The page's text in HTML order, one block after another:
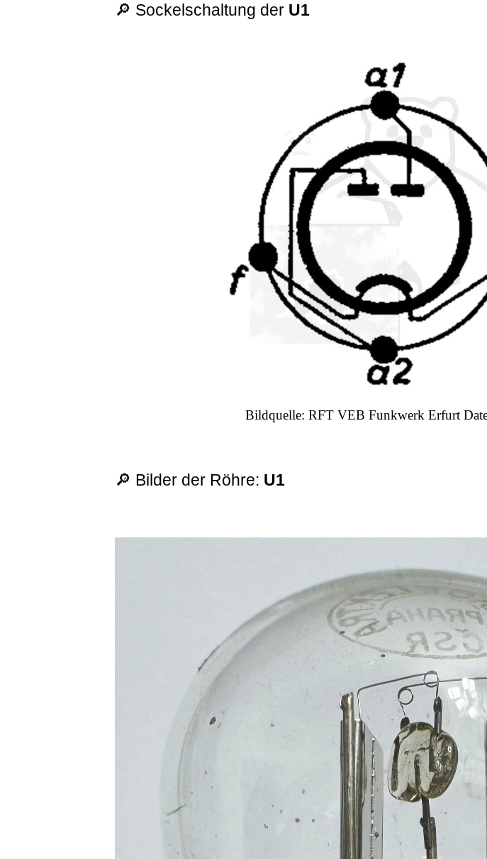
🔎 Sockelschaltung der U1
Bildquelle: RFT VEB Funkwerk Erfurt
🔎 Bilder der Röhre: U1